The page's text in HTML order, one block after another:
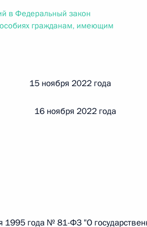
г. № 256-ФЗ
№ 263-ФЗ
в Федеральный закон
гражданам, имеющим
15 ноября 2022 года
16 ноября 2022 года
1995 года № 81-ФЗ "О